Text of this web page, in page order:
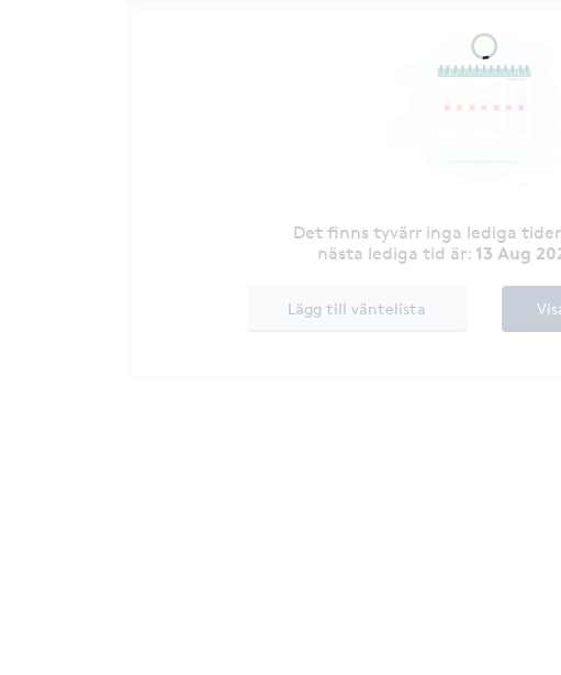
Det finns tyvärr inga lediga
nästa lediga tid är: 13 Aug
Lägg till väntelista